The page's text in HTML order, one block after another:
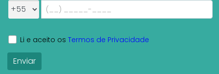
Li e aceito os Termos de Privacidade